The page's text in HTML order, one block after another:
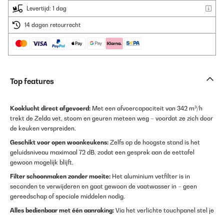
Levertijd: 1 dag
14 dagen retourrecht
Top features
Kooklucht direct afgevoerd: Met een afvoercapaciteit van 342 m³/h
trekt de Zelda vet, stoom en geuren meteen weg – voordat ze zich door
de keuken verspreiden.
Geschikt voor open woonkeukens: Zelfs op de hoogste stand is het
geluidsniveau maximaal 72 dB, zodat een gesprek aan de eettafel
gewoon mogelijk blijft.
Filter schoonmaken zonder moeite: Het aluminium vetfilter is in
seconden te verwijderen en gaat gewoon de vaatwasser in – geen
gereedschap of speciale middelen nodig.
Alles bedienbaar met één aanraking: Via het verlichte touchpanel stel je